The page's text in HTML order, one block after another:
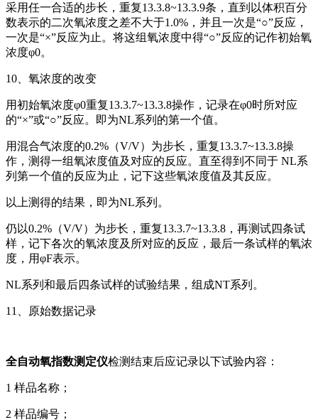
采用任一合适的步长，重复13.3.8~13.3.9条，直到以体积百分
数表示的二次氧浓度之差不大于1.0%，并且一次是“○”反应，
一次是“×”反应为止。将这组氧浓度中得“○”反应的记作初始氧
浓度φ0。
10、氧浓度的改变
用初始氧浓度φ0重复13.3.7~13.3.8操作，记录在φ0时所对应
的“×”或“○”反应。即为NL系列的第一个值。
用混合气浓度的0.2%（V/V）为步长，重复13.3.7~13.3.8操
作，测得一组氧浓度值及对应的反应。直至得到不同于 NL系
列第一个值的反应为止，记下这些氧浓度值及其反应。
以上测得的结果，即为NL系列。
仍以0.2%（V/V）为步长，重复13.3.7~13.3.8，再测试四条试
样，记下各次的氧浓度及所对应的反应，最后一条试样的氧浓
度，用φF表示。
NL系列和最后四条试样的试验结果，组成NT系列。
11、原始数据记录
全自动氧指数测定仪检测结束后应记录以下试验内容：
1 样品名称；
2 样品编号；